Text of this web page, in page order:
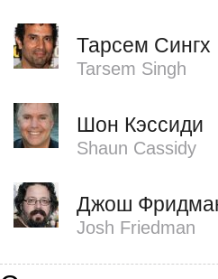
Тарсем Сингх
Tarsem Singh
Шон Кэссиди
Shaun Cassidy
Джош
Josh Friedman